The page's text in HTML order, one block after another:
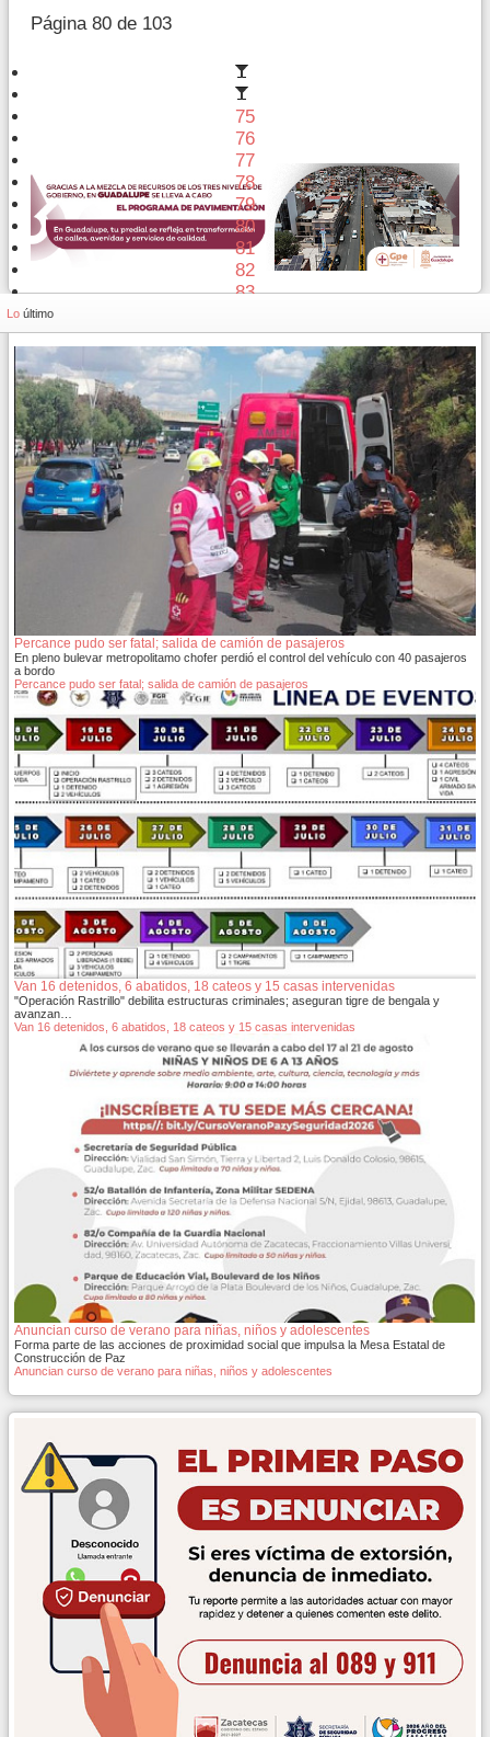
Página 80 de 103
75
76
77
78
79
80
81
82
83
Lo último
Percance pudo ser fatal; salida de camión de pasajeros
En pleno bulevar metropolitamo chofer perdió el control del vehículo con 40 pasajeros
a bordo
Percance pudo ser fatal; salida de camión de pasajeros
Van 16 detenidos, 6 abatidos, 18 cateos y 15 casas intervenidas
"Operación Rastrillo" debilita estructuras criminales; aseguran tigre de bengala y
avanzan…
Van 16 detenidos, 6 abatidos, 18 cateos y 15 casas intervenidas
Anuncian curso de verano para niñas, niños y adolescentes
Forma parte de las acciones de proximidad social que impulsa la Mesa Estatal de
Construcción de Paz
Anuncian curso de verano para niñas, niños y adolescentes